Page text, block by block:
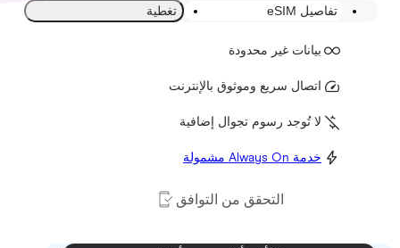
تفاصيل eSIM تغطية
بيانات غير محدودة
اتصال سريع وموثوق بالإنترنت
لا تُوجد رسوم تجوال إضافية
خدمة Always On مشمولة
التحقق من التوافق